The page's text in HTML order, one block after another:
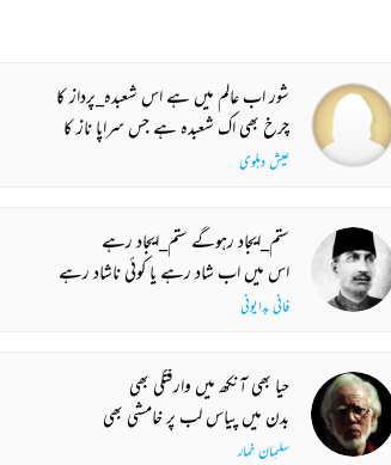
شور اب عالم میں ہے اس شعبدہ_پرداز کا
چرخ بھی اک شعبدہ ہے جس سراپا ناز کا
عیش دہلوی
ستم_ایجاد رہوگے ستم_ایجاد رہے
اس میں اب شاد رہے یا کوئی ناشاد رہے
فانی بدایونی
حیا بھی آنکھ میں وارفتگی بھی
بدن میں پیاس لب پر خامشی بھی
سلیمان خمار